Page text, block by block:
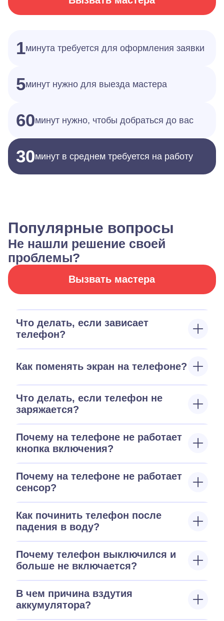
1минута требуется для оформления заявки
5минут нужно для выезда мастера
60минут нужно, чтобы добраться до вас
30минут в среднем требуется на работу
Популярные вопросы
Не нашли решение своей
проблемы?
Вызвать мастера
Что делать, если зависает
телефон?
Как поменять экран на телефоне?
Что делать, если телефон не
заряжается?
Почему на телефоне не работает
кнопка включения?
Почему на телефоне не работает
сенсор?
Как починить телефон после
падения в воду?
Почему телефон выключился и
больше не включается?
В чем причина вздутия
аккумулятора?